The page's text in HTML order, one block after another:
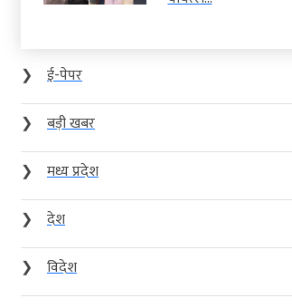
❯
ई-पेपर
❯
बड़ी खबर
❯
मध्य प्रदेश
❯
देश
❯
विदेश